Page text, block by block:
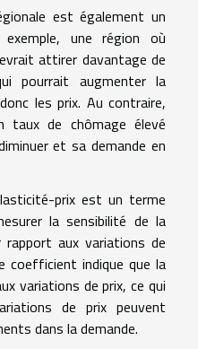
est également un
une région où
attirer davantage de
pourrait augmenter la
les prix. Au contraire,
taux de chômage élevé
et sa demande en
prix est un terme
la sensibilité de la
aux variations de
coefficient indique que la
variations de prix, ce qui
de prix peuvent
dans la demande.